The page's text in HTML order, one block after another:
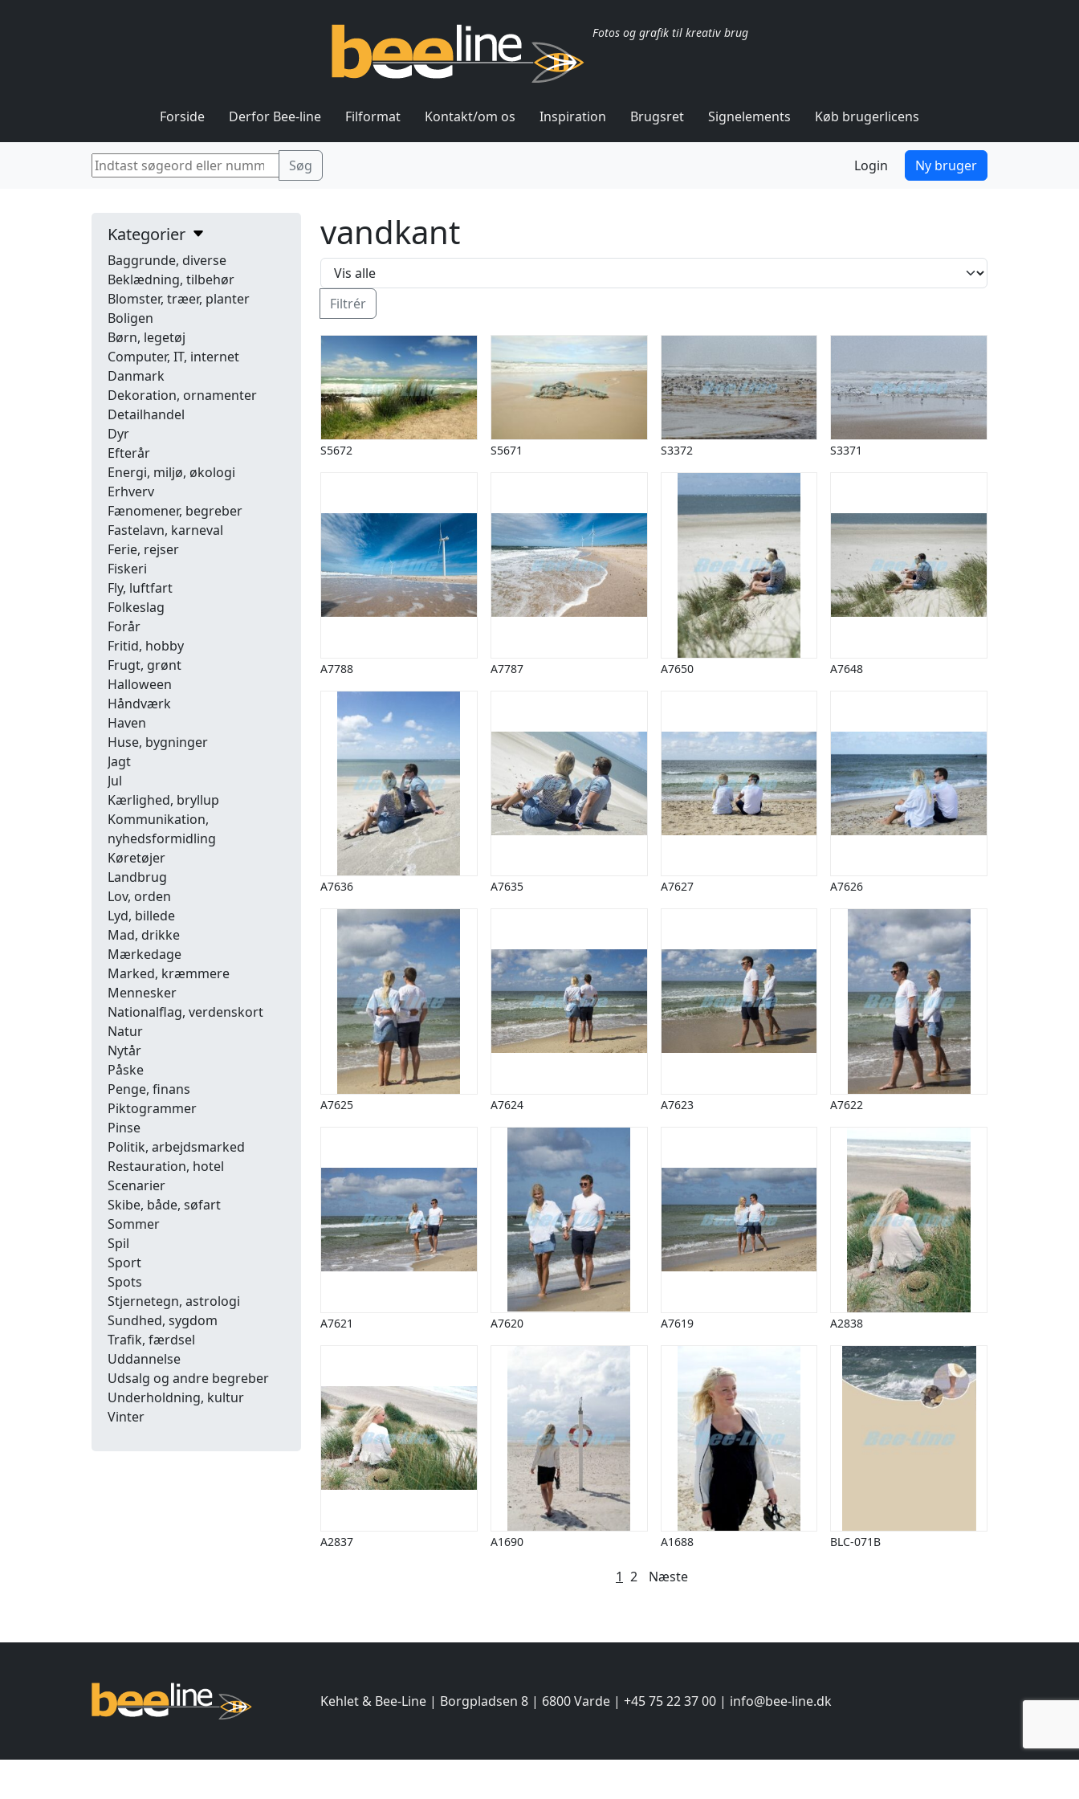
Fotos og grafik til kreativ brug
Forside Derfor Bee-line Filformat Kontakt/om os Inspiration Brugsret Signelements Køb brugerlicens
Login Ny bruger
Kategorier
Baggrunde, diverse
Beklædning, tilbehør
Blomster, træer, planter
Boligen
Børn, legetøj
Computer, IT, internet
Danmark
Dekoration, ornamenter
Detailhandel
Dyr
Efterår
Energi, miljø, økologi
Erhverv
Fænomener, begreber
Fastelavn, karneval
Ferie, rejser
Fiskeri
Fly, luftfart
Folkeslag
Forår
Fritid, hobby
Frugt, grønt
Halloween
Håndværk
Haven
Huse, bygninger
Jagt
Jul
Kærlighed, bryllup
Kommunikation,
nyhedsformidling
Køretøjer
Landbrug
Lov, orden
Lyd, billede
Mad, drikke
Mærkedage
Marked, kræmmere
Mennesker
Nationalflag, verdenskort
Natur
Nytår
Påske
Penge, finans
Piktogrammer
Pinse
Politik, arbejdsmarked
Restauration, hotel
Scenarier
Skibe, både, søfart
Sommer
Spil
Sport
Spots
Stjernetegn, astrologi
Sundhed, sygdom
Trafik, færdsel
Uddannelse
Udsalg og andre begreber
Underholdning, kultur
Vinter
vandkant
Filtrér
S5672 S5671 S3372 S3371
A7788 A7787 A7650 A7648
A7636 A7635 A7627 A7626
A7625 A7624 A7623 A7622
A7621 A7620 A7619 A2838
A2837 A1690 A1688 BLC-071B
1 2 Næste
Kehlet & Bee-Line | Borgpladsen 8 | 6800 Varde | +45 75 22 37 00 | info@bee-line.dk